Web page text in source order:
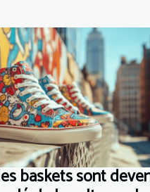
baskets sont